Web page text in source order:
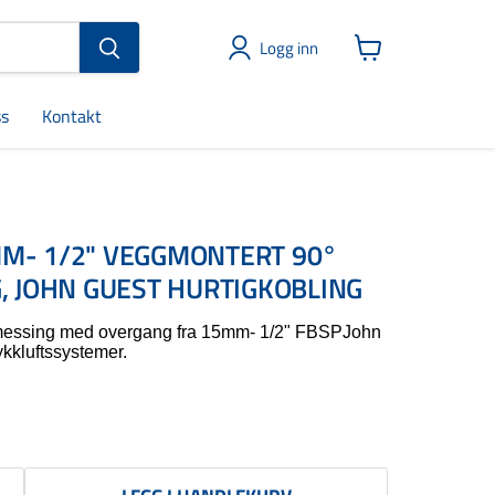
Logg inn
Kontakt
1/2" VEGGMONTERT 90°
GUEST HURTIGKOBLING
med overgang fra 15mm- 1/2" FBSPJohn